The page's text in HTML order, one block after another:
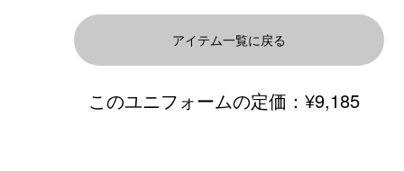
アイテム一覧に戻る
このユニフォームの定価：¥9,185